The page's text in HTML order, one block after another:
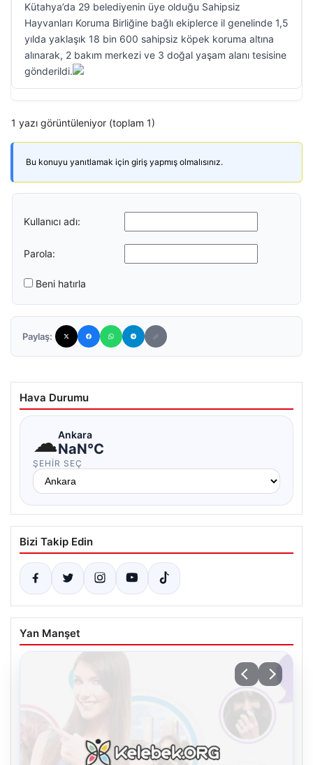
Kütahya’da 29 belediyenin üye olduğu Sahipsiz
Hayvanları Koruma Birliğine bağlı ekiplerce il genelinde 1,5
yılda yaklaşık 18 bin 600 sahipsiz köpek koruma altına
alınarak, 2 bakım merkezi ve 3 doğal yaşam alanı tesisine
gönderildi.
1 yazı görüntüleniyor (toplam 1)
Bu konuyu yanıtlamak için giriş yapmış olmalısınız.
Kullanıcı adı:
Parola:
Beni hatırla
Paylaş:
Hava Durumu
☁Ankara
NaN°C
ŞEHIR SEÇ
Bizi Takip Edin
Yan Manşet